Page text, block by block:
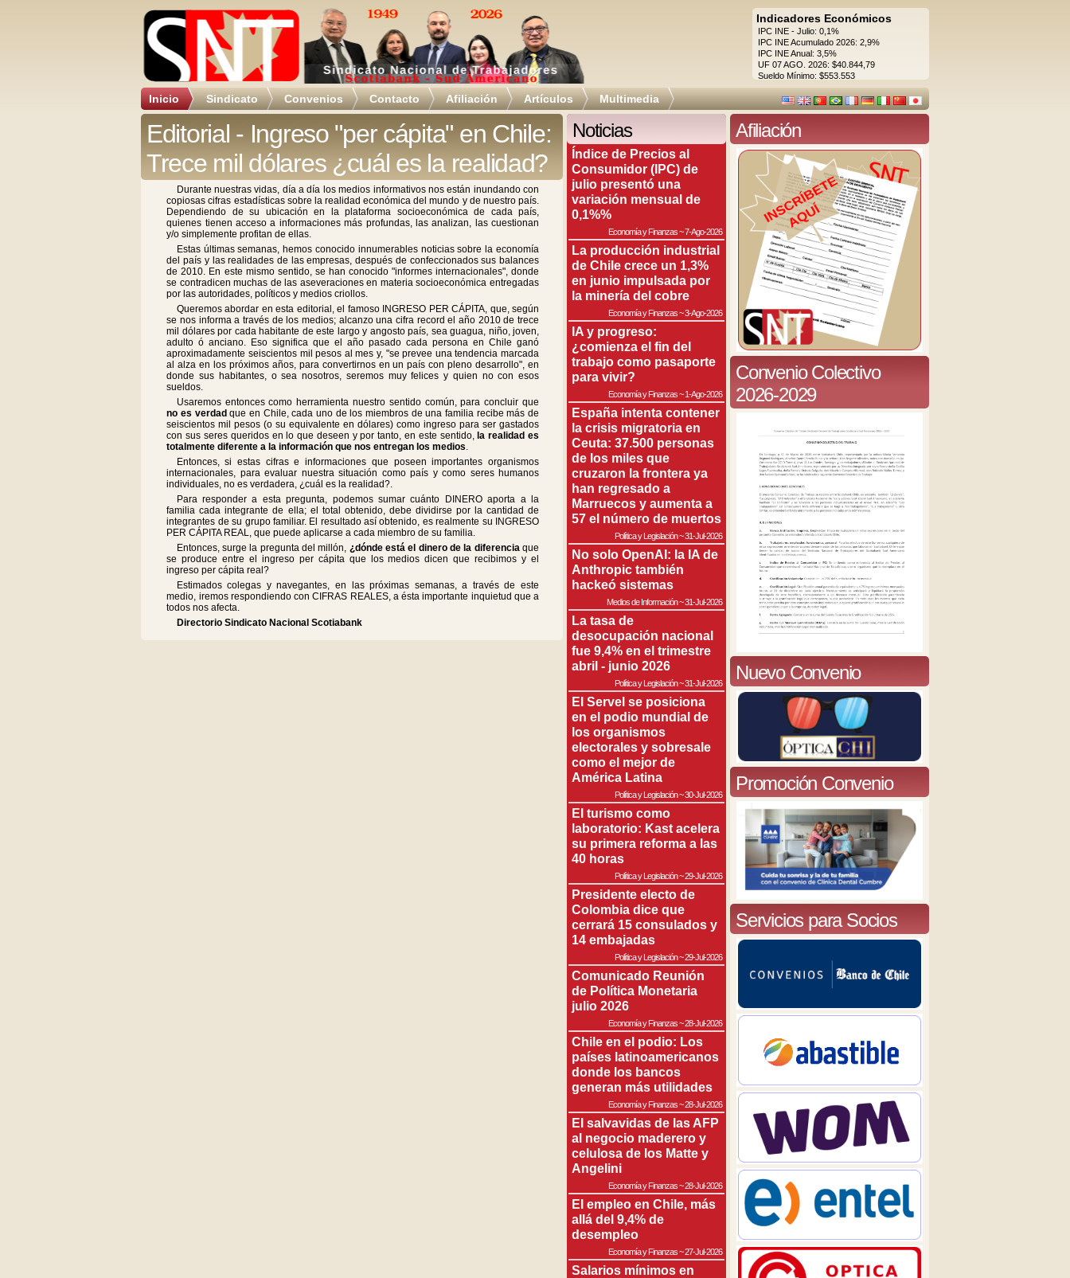
Indicadores Económicos
IPC INE - Julio: 0,1%
IPC INE Acumulado 2026: 2,9%
IPC INE Anual: 3,5%
UF 07 AGO. 2026: $40.844,79
Sueldo Mínimo: $553.553
Inicio Sindicato Convenios Contacto Afiliación Artículos Multimedia
Editorial - Ingreso "per cápita" en Chile:
Trece mil dólares ¿cuál es la realidad?
Durante nuestras vidas, día a día los medios informativos nos están inundando con
copiosas cifras estadísticas sobre la realidad económica del mundo y de nuestro país.
Dependiendo de su ubicación en la plataforma socioeconómica de cada país,
quienes tienen acceso a informaciones más profundas, las analizan, las cuestionan
y/o simplemente profitan de ellas.
Estas últimas semanas, hemos conocido innumerables noticias sobre la economía
del país y las realidades de las empresas, después de confeccionados sus balances
de 2010. En este mismo sentido, se han conocido "informes internacionales", donde
se contradicen muchas de las aseveraciones en materia socioeconómica entregadas
por las autoridades, políticos y medios criollos.
Queremos abordar en esta editorial, el famoso INGRESO PER CÁPITA, que, según
se nos informa a través de los medios; alcanzo una cifra record el año 2010 de trece
mil dólares por cada habitante de este largo y angosto país, sea guagua, niño, joven,
adulto ó anciano. Eso significa que el año pasado cada persona en Chile ganó
aproximadamente seiscientos mil pesos al mes y, "se prevee una tendencia marcada
al alza en los próximos años, para convertirnos en un país con pleno desarrollo", en
donde sus habitantes, o sea nosotros, seremos muy felices y quien no con esos
sueldos.
Usaremos entonces como herramienta nuestro sentido común, para concluir que
no es verdad que en Chile, cada uno de los miembros de una familia recibe más de
seiscientos mil pesos (o su equivalente en dólares) como ingreso para ser gastados
con sus seres queridos en lo que deseen y por tanto, en este sentido, la realidad es
totalmente diferente a la información que nos entregan los medios.
Entonces, si estas cifras e informaciones que poseen importantes organismos
internacionales, para evaluar nuestra situación como país y como seres humanos
individuales, no es verdadera, ¿cuál es la realidad?.
Para responder a esta pregunta, podemos sumar cuánto DINERO aporta a la
familia cada integrante de ella; el total obtenido, debe dividirse por la cantidad de
integrantes de su grupo familiar. El resultado así obtenido, es realmente su INGRESO
PER CÁPITA REAL, que puede aplicarse a cada miembro de su familia.
Entonces, surge la pregunta del millón, ¿dónde está el dinero de la diferenciaque
se produce entre el ingreso per cápita que los medios dicen que recibimos y el
ingreso per cápita real?
Estimados colegas y navegantes, en las próximas semanas, a través de este
medio, iremos respondiendo con CIFRAS REALES, a ésta importante inquietud que a
todos nos afecta.
Directorio Sindicato Nacional Scotiabank
Noticias
Índice de Precios al
Consumidor (IPC) de
julio presentó una
variación mensual de
0,1%%
Economía y Finanzas~7-Ago-2026
La producción industrial
de Chile crece un 1,3%
en junio impulsada por
la minería del cobre
Economía y Finanzas~3-Ago-2026
IA y progreso:
¿comienza el fin del
trabajo como pasaporte
para vivir?
Economía y Finanzas~1-Ago-2026
España intenta contener
la crisis migratoria en
Ceuta: 37.500 personas
de los miles que
cruzaron la frontera ya
han regresado a
Marruecos y aumenta a
57 el número de muertos
Política y Legislación~31-Jul-2026
No solo OpenAI: la IA de
Anthropic también
hackeó sistemas
Medios de Información~31-Jul-2026
La tasa de
desocupación nacional
fue 9,4% en el trimestre
abril - junio 2026
Política y Legislación~31-Jul-2026
El Servel se posiciona
en el podio mundial de
los organismos
electorales y sobresale
como el mejor de
América Latina
Política y Legislación~30-Jul-2026
El turismo como
laboratorio: Kast acelera
su primera reforma a las
40 horas
Política y Legislación~29-Jul-2026
Presidente electo de
Colombia dice que
cerrará 15 consulados y
14 embajadas
Política y Legislación~29-Jul-2026
Comunicado Reunión
de Política Monetaria
julio 2026
Economía y Finanzas~28-Jul-2026
Chile en el podio: Los
países latinoamericanos
donde los bancos
generan más utilidades
Economía y Finanzas~28-Jul-2026
El salvavidas de las AFP
al negocio maderero y
celulosa de los Matte y
Angelini
Economía y Finanzas~28-Jul-2026
El empleo en Chile, más
allá del 9,4% de
desempleo
Economía y Finanzas~27-Jul-2026
Salarios mínimos en
Afiliación
Convenio Colectivo
2026-2029
Nuevo Convenio
Promoción Convenio
Servicios para Socios